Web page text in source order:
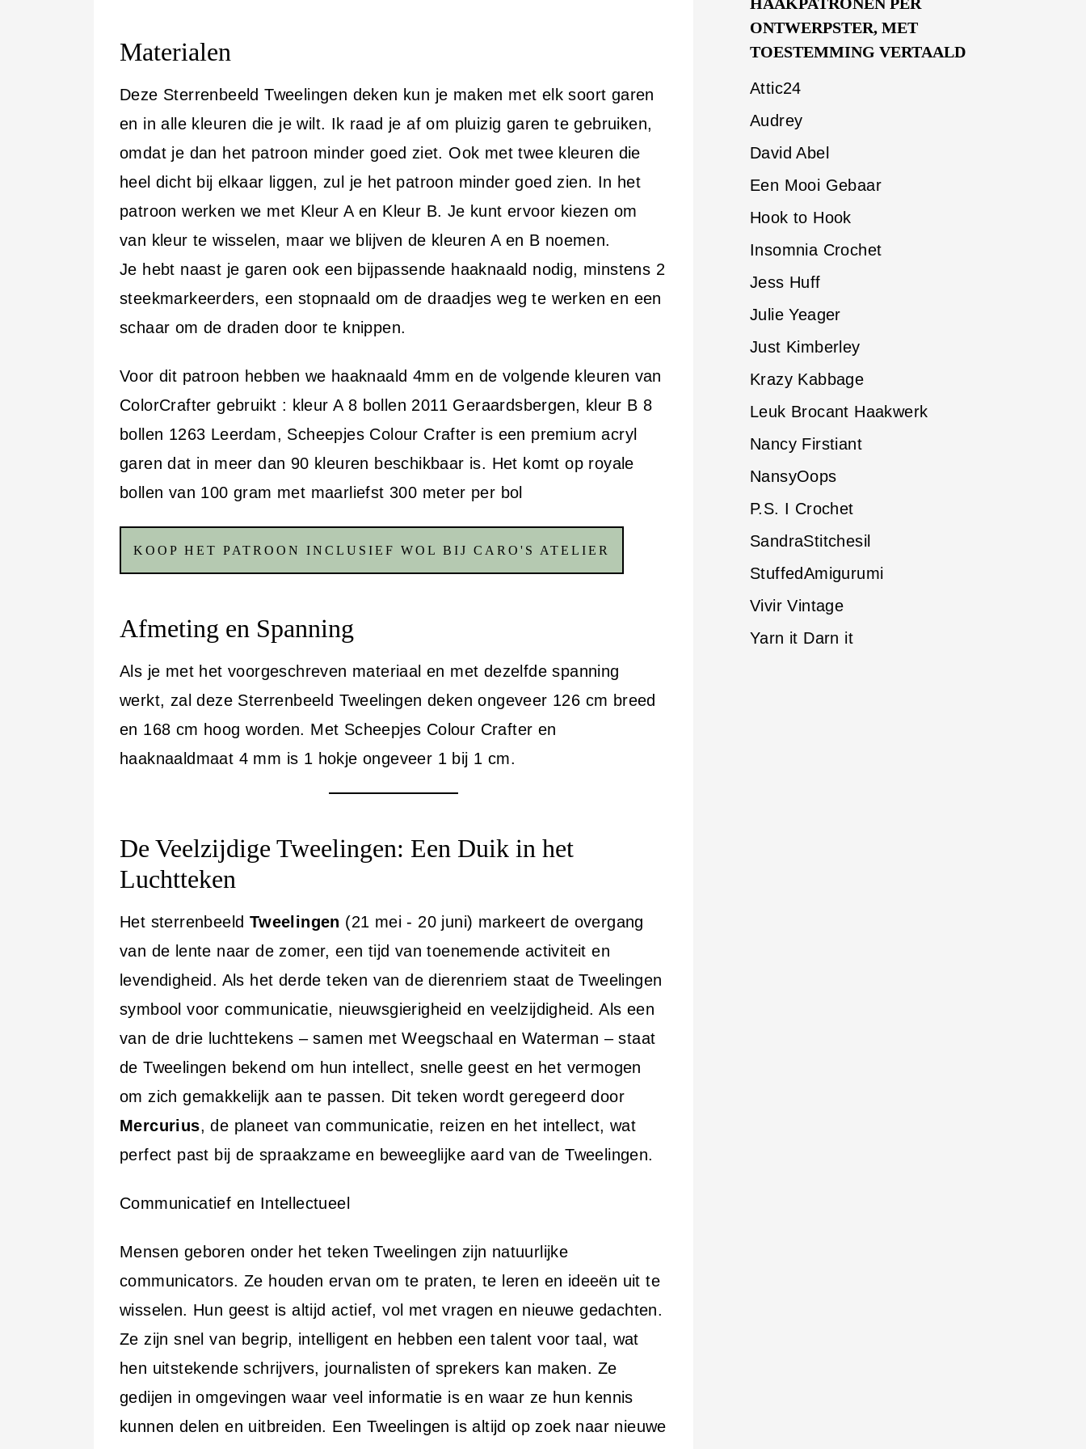
Materialen
Deze Sterrenbeeld Tweelingen deken kun je maken met elk soort garen
en in alle kleuren die je wilt. Ik raad je af om pluizig garen te gebruiken,
omdat je dan het patroon minder goed ziet. Ook met twee kleuren die
heel dicht bij elkaar liggen, zul je het patroon minder goed zien. In het
patroon werken we met Kleur A en Kleur B. Je kunt ervoor kiezen om
van kleur te wisselen, maar we blijven de kleuren A en B noemen.
Je hebt naast je garen ook een bijpassende haaknaald nodig, minstens 2
steekmarkeerders, een stopnaald om de draadjes weg te werken en een
schaar om de draden door te knippen.
Voor dit patroon hebben we haaknaald 4mm en de volgende kleuren van
ColorCrafter gebruikt : kleur A 8 bollen 2011 Geraardsbergen, kleur B 8
bollen 1263 Leerdam, Scheepjes Colour Crafter is een premium acryl
garen dat in meer dan 90 kleuren beschikbaar is. Het komt op royale
bollen van 100 gram met maarliefst 300 meter per bol
KOOP HET PATROON INCLUSIEF WOL BIJ CARO'S ATELIER
Afmeting en Spanning
Als je met het voorgeschreven materiaal en met dezelfde spanning
werkt, zal deze Sterrenbeeld Tweelingen deken ongeveer 126 cm breed
en 168 cm hoog worden. Met Scheepjes Colour Crafter en
haaknaaldmaat 4 mm is 1 hokje ongeveer 1 bij 1 cm.
De Veelzijdige Tweelingen: Een Duik in het
Luchtteken
Het sterrenbeeld Tweelingen (21 mei - 20 juni) markeert de overgang
van de lente naar de zomer, een tijd van toenemende activiteit en
levendigheid. Als het derde teken van de dierenriem staat de Tweelingen
symbool voor communicatie, nieuwsgierigheid en veelzijdigheid. Als een
van de drie luchttekens – samen met Weegschaal en Waterman – staat
de Tweelingen bekend om hun intellect, snelle geest en het vermogen
om zich gemakkelijk aan te passen. Dit teken wordt geregeerd door
Mercurius, de planeet van communicatie, reizen en het intellect, wat
perfect past bij de spraakzame en beweeglijke aard van de Tweelingen.
Communicatief en Intellectueel
Mensen geboren onder het teken Tweelingen zijn natuurlijke
communicators. Ze houden ervan om te praten, te leren en ideeën uit te
wisselen. Hun geest is altijd actief, vol met vragen en nieuwe gedachten.
Ze zijn snel van begrip, intelligent en hebben een talent voor taal, wat
hen uitstekende schrijvers, journalisten of sprekers kan maken. Ze
gedijen in omgevingen waar veel informatie is en waar ze hun kennis
kunnen delen en uitbreiden. Een Tweelingen is altijd op zoek naar nieuwe
ONTWERPSTER, MET
TOESTEMMING VERTAALD
Attic24
Audrey
David Abel
Een Mooi Gebaar
Hook to Hook
Insomnia Crochet
Jess Huff
Julie Yeager
Just Kimberley
Krazy Kabbage
Leuk Brocant Haakwerk
Nancy Firstiant
NansyOops
P.S. I Crochet
SandraStitchesil
StuffedAmigurumi
Vivir Vintage
Yarn it Darn it